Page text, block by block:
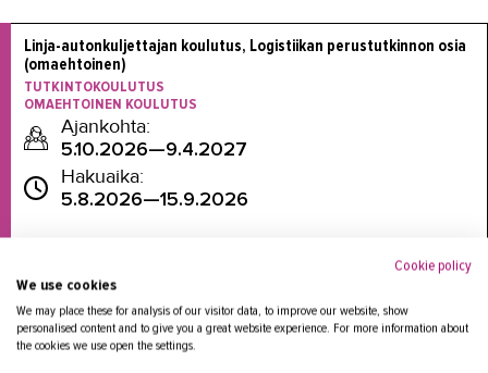
Linja-autonkuljettajan koulutus, Logistiikan perustutkinnon osia
(omaehtoinen)
TUTKINTOKOULUTUS
OMAEHTOINEN KOULUTUS
Ajankohta:
5.10.2026—9.4.2027
Hakuaika:
5.8.2026—15.9.2026
Cookie policy
We use cookies
We may place these for analysis of our visitor data, to improve our website, show
personalised content and to give you a great website experience. For more information about
the cookies we use open the settings.